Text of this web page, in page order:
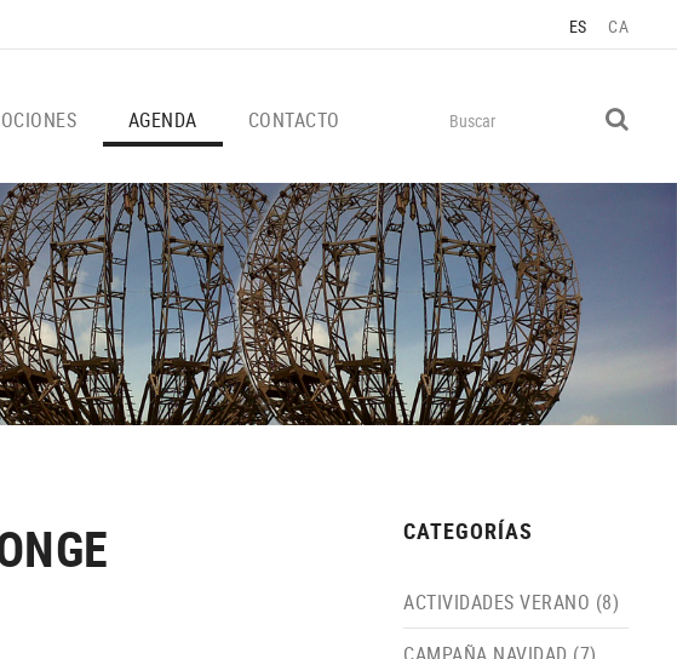
ES CA
AGENDA CONTACTO
CATEGORÍAS
ACTIVIDADES VERANO (8)